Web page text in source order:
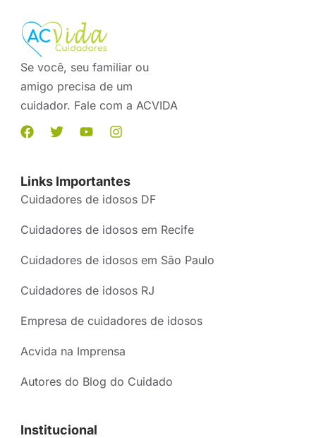
Se você, seu familiar ou
amigo precisa de um
cuidador. Fale com a ACVIDA
Links Importantes
Cuidadores de idosos DF
Cuidadores de idosos em Recife
Cuidadores de idosos em São Paulo
Cuidadores de idosos RJ
Empresa de cuidadores de idosos
Acvida na Imprensa
Autores do Blog do Cuidado
Institucional